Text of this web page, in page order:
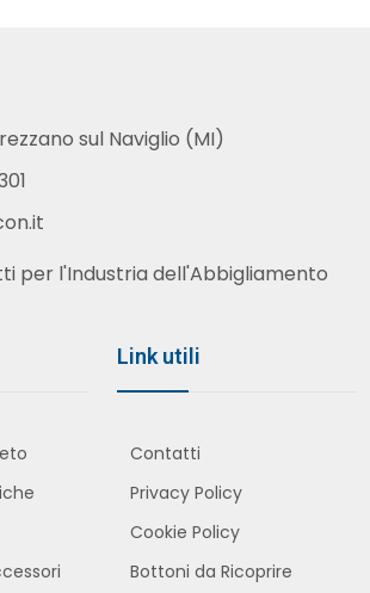
sul Naviglio (MI)
per l'Industria dell'Abbigliamento
Link utili
Contatti
Privacy Policy
Cookie Policy
Bottoni da Ricoprire